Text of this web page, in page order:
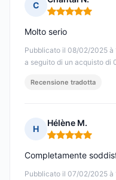
C
Nota: 5 su 5
Pubblicato il 08/02/2025 à
a seguito di un acquisto di
Molto serio
Recensione tradotta
H
Hélène M.
Nota: 5 su 5
Pubblicato il 07/02/2025 à
Completamente